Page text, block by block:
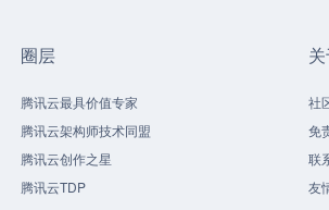
圈层
腾讯云最具价值专家
腾讯云架构师技术同盟
腾讯云创作之星
腾讯云TDP
社
免
联
友